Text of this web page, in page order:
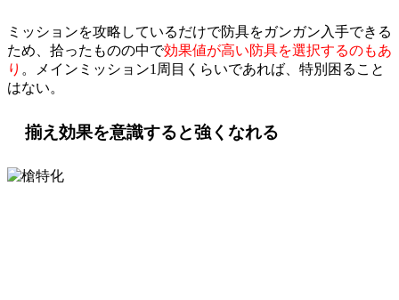
ミッションを攻略しているだけで防具をガンガン入手できる
ため、拾ったものの中で効果値が高い防具を選択するのもあ
り 。メインミッション1周目くらいであれば、特別困ること
はない。
揃え効果を意識すると強くなれる